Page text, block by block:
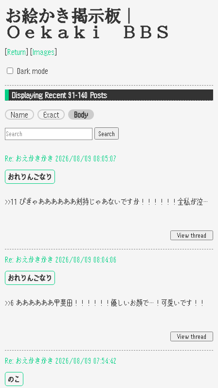
お絵かき掲示板｜
Oekaki BBS
[Return] [Images]
Dark mode
Displaying Recent 91-140 Posts
Name Exact Body
Re: おえかきかき 2026/08/09 08:05:07
おれりんごなり
>>11 ぴぎゃああああああ剣持じゃあないですか！！！！！！全私が泣きますよ！！！はああああああイケメンイケメン！！！！！
Re: おえかきかき 2026/08/09 08:04:06
おれりんごなり
>>6 ああああああ甲斐田！！！！！！優しいお顔で…！可愛いです！！
Re: おえかきかき 2026/08/09 07:54:42
のこ